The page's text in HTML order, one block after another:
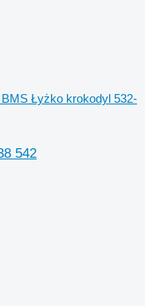
Łyżko krokodyl 532-
542